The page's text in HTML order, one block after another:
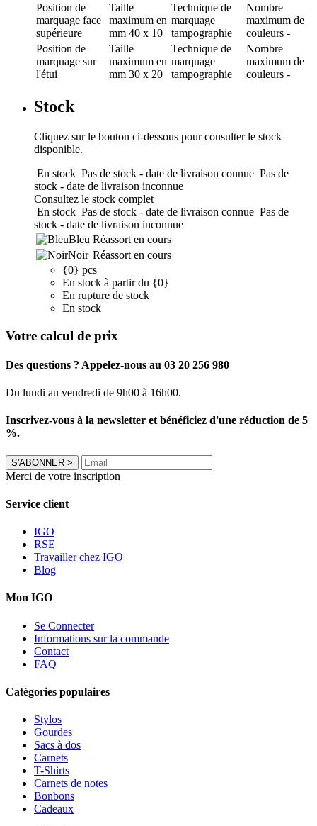
Position de
marquage face
supérieure
Taille
maximum en
mm 40 x 10
Technique de
marquage
tampographie
Nombre
maximum de
couleurs -
Position de
marquage sur
l'étui
Taille
maximum en
mm 30 x 20
Technique de
marquage
tampographie
Nombre
maximum de
couleurs -
Stock
Cliquez sur le bouton ci-dessous pour consulter le stock
disponible.
En stock Pas de stock - date de livraison connue Pas de
stock - date de livraison inconnue
Consultez le stock complet
En stock Pas de stock - date de livraison connue Pas de
stock - date de livraison inconnue
Bleu Réassort en cours
Noir Réassort en cours
{0} pcs
En stock à partir du {0}
En rupture de stock
En stock
Votre calcul de prix
Des questions ? Appelez-nous au 03 20 256 980
Du lundi au vendredi de 9h00 à 16h00.
Inscrivez-vous à la newsletter et bénéficiez d'une réduction de 5
%.
S'ABONNER >
Merci de votre inscription
Service client
IGO
RSE
Travailler chez IGO
Blog
Mon IGO
Se Connecter
Informations sur la commande
Contact
FAQ
Catégories populaires
Stylos
Gourdes
Sacs à dos
Carnets
T-Shirts
Carnets de notes
Bonbons
Cadeaux